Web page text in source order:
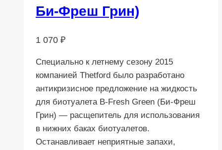
Би-Фреш Грин)
1 070 ₽
Cпециально к летнему сезону 2015
компанией Thetford было разработано
антикризисное предложение на жидкость
для биотуалета B-Fresh Green (Би-Фреш
Грин) — расщепитель для использования
в нижних баках биотуалетов.
Останавливает неприятные запахи,